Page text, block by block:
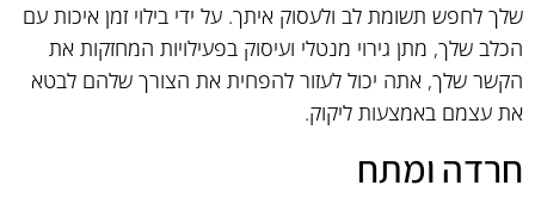
שלך לחפש תשומת לב ולעסוק איתך. על ידי בילוי זמן איכות עם
הכלב שלך, מתן גירוי מנטלי ועיסוק בפעילויות המחזקות את
הקשר שלך, אתה יכול לעזור להפחית את הצורך שלהם לבטא
את עצמם באמצעות ליקוק.
חרדה ומתח